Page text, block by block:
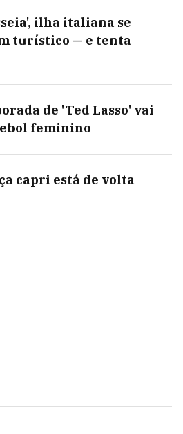
ilha italiana se
turístico — e tenta
de 'Ted Lasso' vai
feminino
capri está de volta